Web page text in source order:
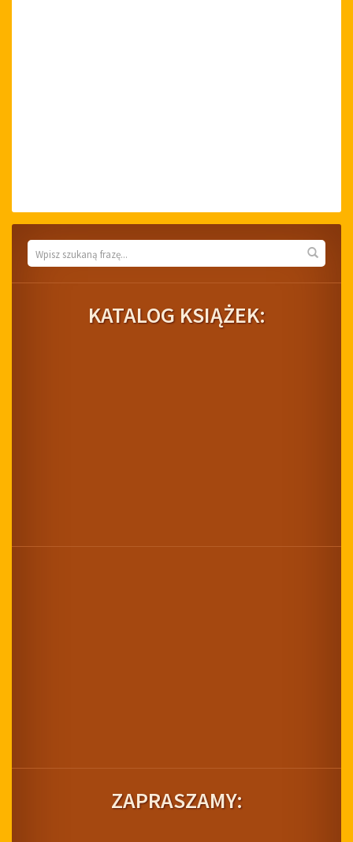
Wyszukiwarka
KATALOG KSIĄŻEK:
ZAPRASZAMY: